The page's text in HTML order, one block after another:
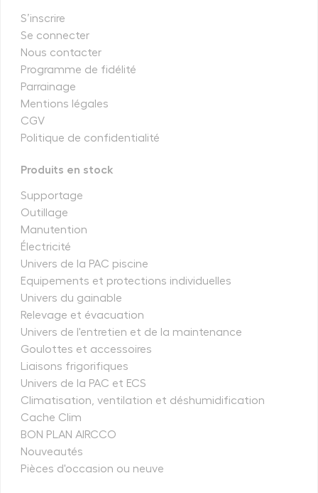
S’inscrire
Se connecter
Nous contacter
Programme de fidélité
Parrainage
Mentions légales
CGV
Politique de confidentialité
Produits en stock
Supportage
Outillage
Manutention
Électricité
Univers de la PAC piscine
Equipements et protections individuelles
Univers du gainable
Relevage et évacuation
Univers de l'entretien et de la maintenance
Goulottes et accessoires
Liaisons frigorifiques
Univers de la PAC et ECS
Climatisation, ventilation et déshumidification
Cache Clim
BON PLAN AIRCCO
Nouveautés
Pièces d'occasion ou neuve